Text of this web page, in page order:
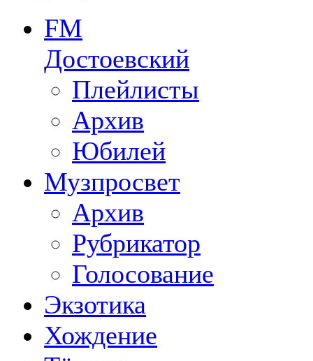
FM
Достоевский
Плейлисты
Архив
Юбилей
Музпросвет
Архив
Рубрикатор
Голосование
Экзотика
Хождение